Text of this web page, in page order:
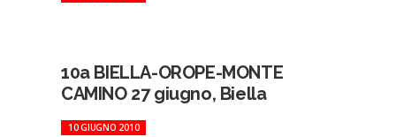
10a BIELLA-OROPE-MONTE
CAMINO 27 giugno, Biella
10 GIUGNO 2010